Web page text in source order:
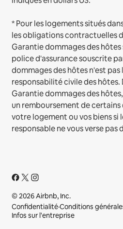
* Pour les logements situés
les obligations contractuelles
Garantie dommages des
police d'assurance souscrite
dommages des hôtes n'est pas
responsabilité civile des hôtes.
Garantie dommages des
un remboursement de certains
votre logement ou vos biens si
responsable ne vous verse pas
© 2026 Airbnb, Inc.
Confidentialité·Conditions
Infos sur l'entreprise